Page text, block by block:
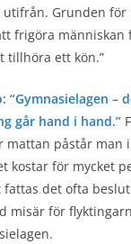
utifrån. Grunden
frigöra människan
tillhöra ett kön.”
“Gymnasielagen –
går hand i hand.”
mattan påstår man
kostar för mycket
det ofta
misär för